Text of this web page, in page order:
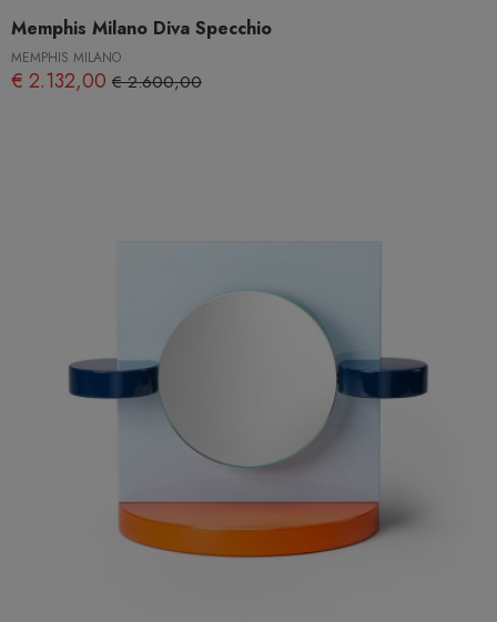
Memphis Milano Diva Specchio
MEMPHIS MILANO
€ 2.132,00 € 2.600,00